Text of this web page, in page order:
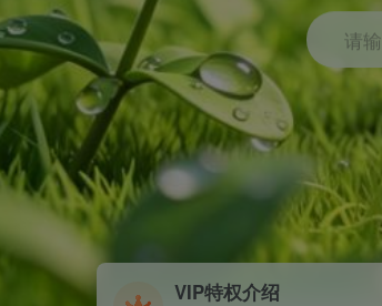
请
VIP特权介绍